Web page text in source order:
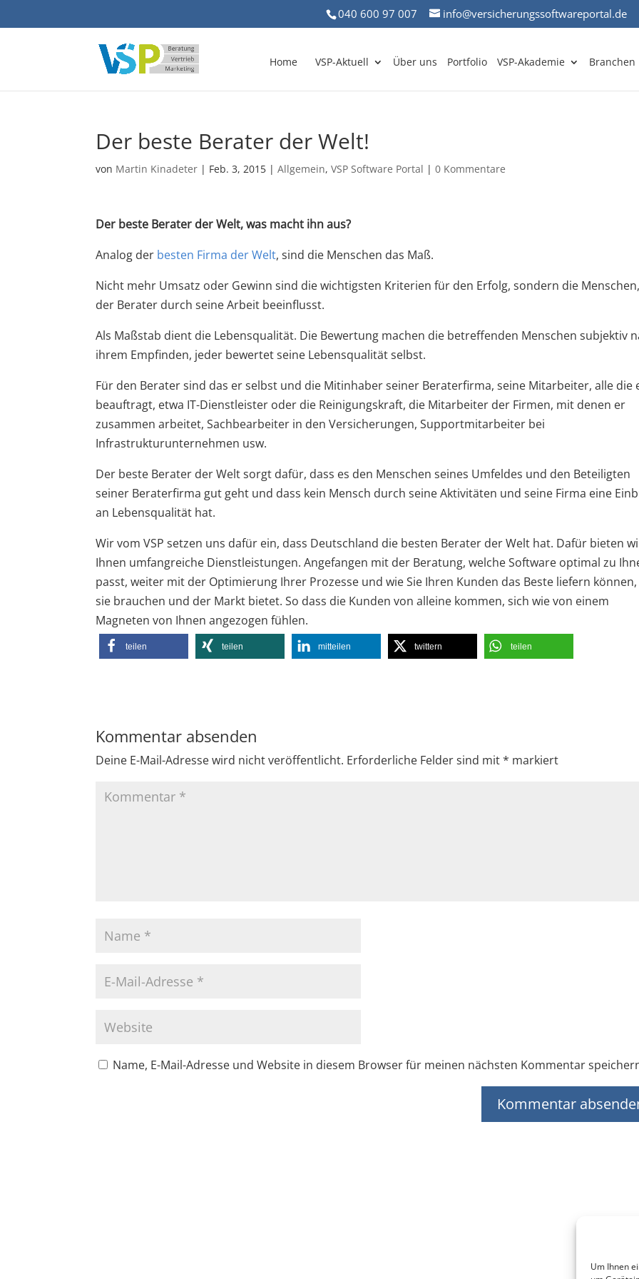
Um Ihnen
040 600 97 007 info@versicherungssoftwareportal.de
Home VSP-Aktuell Über uns Portfolio VSP-Akademie Branchen
Der beste Berater der Welt!
von Martin Kinadeter | Feb. 3, 2015 |Allgemein,VSP Software Portal |0 Kommentare
Der beste Berater der Welt, was macht ihn aus?
Analog der besten Firma der Welt, sind die Menschen das Maß.
Nicht mehr Umsatz oder Gewinn sind die wichtigsten Kriterien für den Erfolg, sondern die
der Berater durch seine Arbeit beeinflusst.
Als Maßstab dient die Lebensqualität. Die Bewertung machen die betreffenden Menschen subjektiv
ihrem Empfinden, jeder bewertet seine Lebensqualität selbst.
Für den Berater sind das er selbst und die Mitinhaber seiner Beraterfirma, seine Mitarbeiter, alle die
beauftragt, etwa IT-Dienstleister oder die Reinigungskraft, die Mitarbeiter der Firmen, mit denen er
zusammen arbeitet, Sachbearbeiter in den Versicherungen, Supportmitarbeiter bei
Infrastrukturunternehmen usw.
Der beste Berater der Welt sorgt dafür, dass es den Menschen seines Umfeldes und den Beteiligten
seiner Beraterfirma gut geht und dass kein Mensch durch seine Aktivitäten und seine Firma eine
an Lebensqualität hat.
Wir vom VSP setzen uns dafür ein, dass Deutschland die besten Berater der Welt hat. Dafür bieten
Ihnen umfangreiche Dienstleistungen. Angefangen mit der Beratung, welche Software optimal zu
passt, weiter mit der Optimierung Ihrer Prozesse und wie Sie Ihren Kunden das Beste liefern können,
sie brauchen und der Markt bietet. So dass die Kunden von alleine kommen, sich wie von einem
Magneten von Ihnen angezogen fühlen.
teilen teilen mitteilen twittern teilen
Kommentar absenden
Deine E-Mail-Adresse wird nicht veröffentlicht. Erforderliche Felder sind mit* markiert
Name, E-Mail-Adresse und Website in diesem Browser für meinen nächsten Kommentar